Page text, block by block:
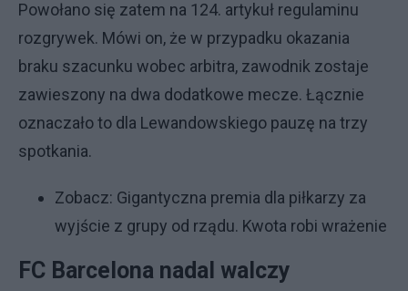
Powołano się zatem na 124. artykuł regulaminu
rozgrywek. Mówi on, że w przypadku okazania
braku szacunku wobec arbitra, zawodnik zostaje
zawieszony na dwa dodatkowe mecze. Łącznie
oznaczało to dla Lewandowskiego pauzę na trzy
spotkania.
Zobacz: Gigantyczna premia dla piłkarzy za
wyjście z grupy od rządu. Kwota robi wrażenie
FC Barcelona nadal walczy